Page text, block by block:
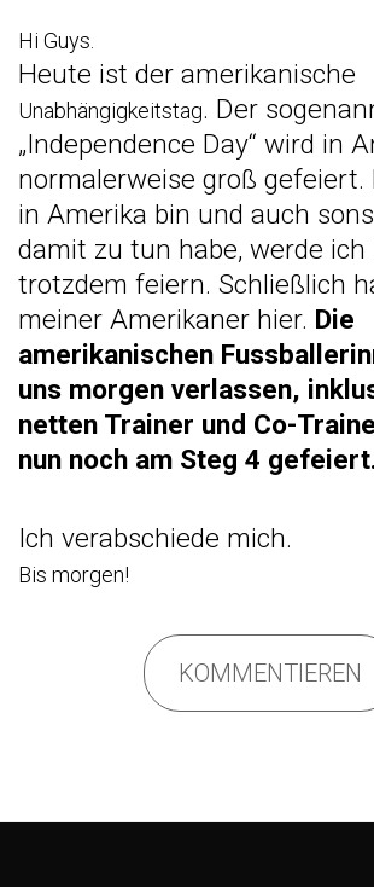
Hi Guys.
Heute ist der amerikanische
Unabhängigkeitstag. Der
„Independence Day“ wird in
normalerweise groß gefeiert.
in Amerika bin und auch
damit zu tun habe, werde ich
trotzdem feiern. Schließlich
meiner Amerikaner hier. Die
amerikanischen
uns morgen verlassen,
netten Trainer und Co-
nun noch am Steg 4
Ich verabschiede mich.
Bis morgen!
KOMMENTIEREN